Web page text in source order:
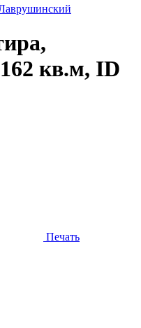
кв.м, ID
Печать